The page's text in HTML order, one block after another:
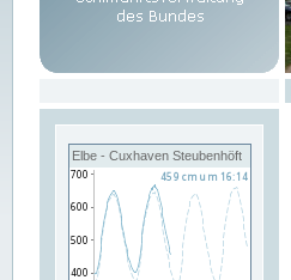
Elbe - Cuxhaven Steubenhöft